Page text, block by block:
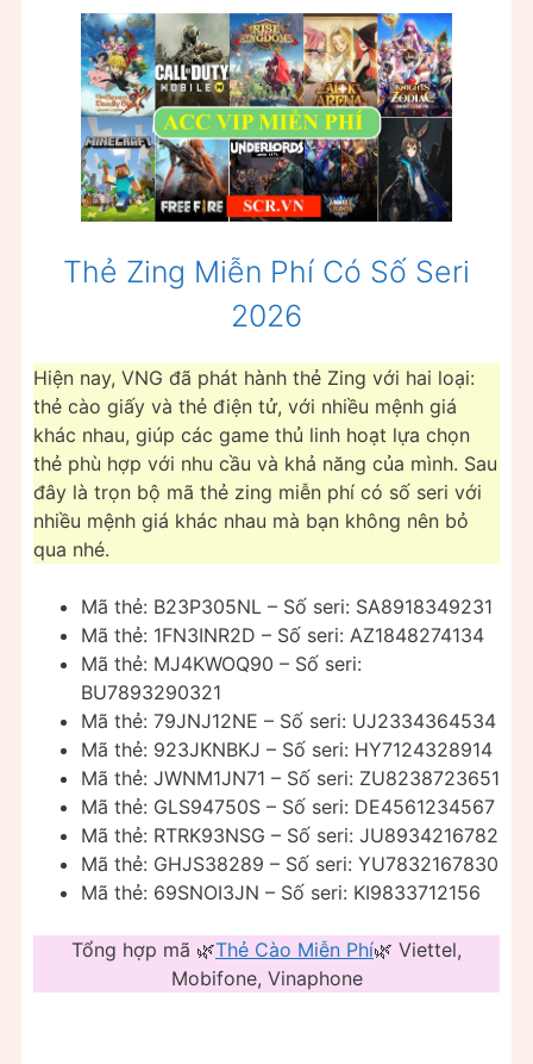
Thẻ Zing Miễn Phí Có Số Seri
2026
Hiện nay, VNG đã phát hành thẻ Zing với hai loại:
thẻ cào giấy và thẻ điện tử, với nhiều mệnh giá
khác nhau, giúp các game thủ linh hoạt lựa chọn
thẻ phù hợp với nhu cầu và khả năng của mình. Sau
đây là trọn bộ mã thẻ zing miễn phí có số seri với
nhiều mệnh giá khác nhau mà bạn không nên bỏ
qua nhé.
Mã thẻ: B23P305NL – Số seri: SA8918349231
Mã thẻ: 1FN3INR2D – Số seri: AZ1848274134
Mã thẻ: MJ4KWOQ90 – Số seri:
BU7893290321
Mã thẻ: 79JNJ12NE – Số seri: UJ2334364534
Mã thẻ: 923JKNBKJ – Số seri: HY7124328914
Mã thẻ: JWNM1JN71 – Số seri: ZU8238723651
Mã thẻ: GLS94750S – Số seri: DE4561234567
Mã thẻ: RTRK93NSG – Số seri: JU8934216782
Mã thẻ: GHJS38289 – Số seri: YU7832167830
Mã thẻ: 69SNOI3JN – Số seri: KI9833712156
Tổng hợp mã 🌿Thẻ Cào Miễn Phí🌿 Viettel,
Mobifone, Vinaphone